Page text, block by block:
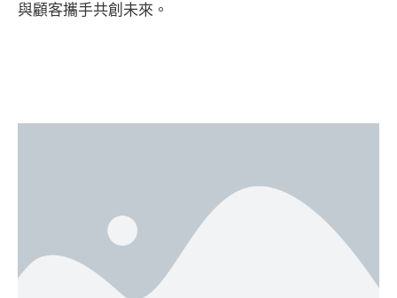
與顧客攜手共創未來。